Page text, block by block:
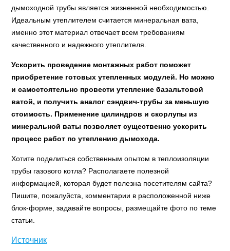
дымоходной трубы является жизненной необходимостью.
Идеальным утеплителем считается минеральная вата,
именно этот материал отвечает всем требованиям
качественного и надежного утеплителя.
Ускорить проведение монтажных работ поможет
приобретение готовых утепленных модулей. Но можно
и самостоятельно провести утепление базальтовой
ватой, и получить аналог сэндвич-трубы за меньшую
стоимость. Применение цилиндров и скорлупы из
минеральной ваты позволяет существенно ускорить
процесс работ по утеплению дымохода.
Хотите поделиться собственным опытом в теплоизоляции
трубы газового котла? Располагаете полезной
информацией, которая будет полезна посетителям сайта?
Пишите, пожалуйста, комментарии в расположенной ниже
блок-форме, задавайте вопросы, размещайте фото по теме
статьи.
Источник